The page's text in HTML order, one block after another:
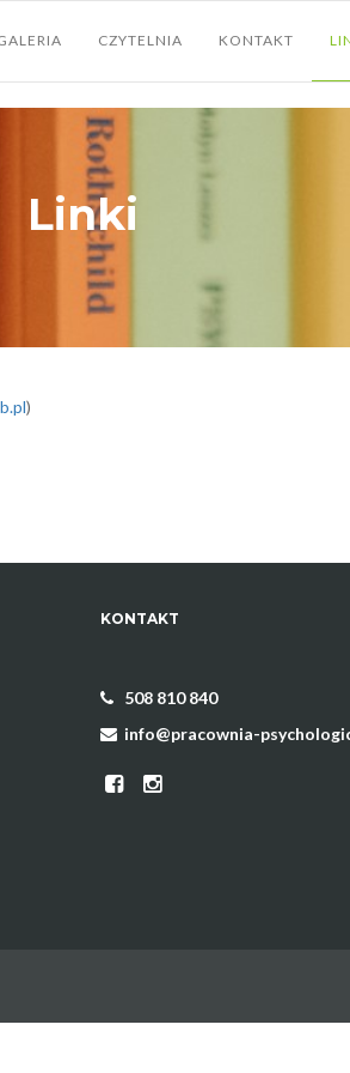
CZYTELNIA KONTAKT
Linki
)
KONTAKT
508 810 840
info@pracownia-